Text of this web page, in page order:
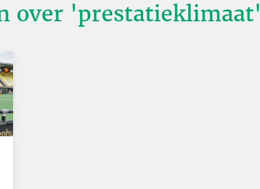
over 'prestatieklimaat'